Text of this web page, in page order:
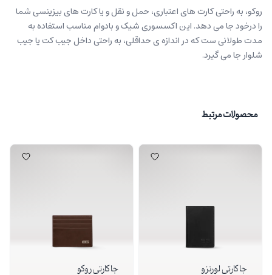
روکو، به راحتی کارت های اعتباری، حمل و نقل و یا کارت های بیزینسی شما
را درخود جا می دهد. این اکسسوری شیک و بادوام مناسب استفاده به
مدت طولانی ست که در اندازه ی حداقلی، به راحتی داخل جیب کت یا جیب
شلوار جا می گیرد.
محصولات مرتبط
جا کارتی لورنزو جا کارتی روکو